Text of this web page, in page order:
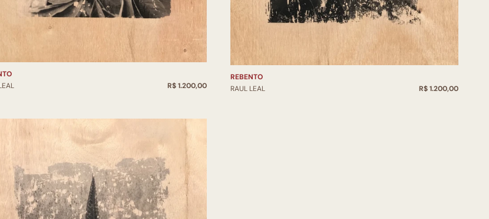
R$ 1.200,00
REBENTO
RAUL LEAL
R$ 1.200,00